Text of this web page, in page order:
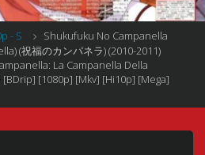
- S
Shukufuku No Campanella
(祝福のカンパネラ) (2010-2011)
La Campanella Della
[1080p] [Mkv] [Hi10p] [Mega]